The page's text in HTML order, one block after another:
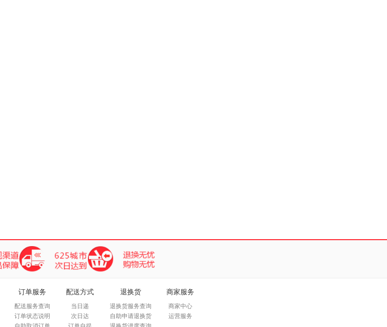
订单服务
配送服务查询
订单状态说明
配送方式
当日递
次日达
退换货
退换货服务查询
自助申请退换货
商家服务
商家中心
运营服务